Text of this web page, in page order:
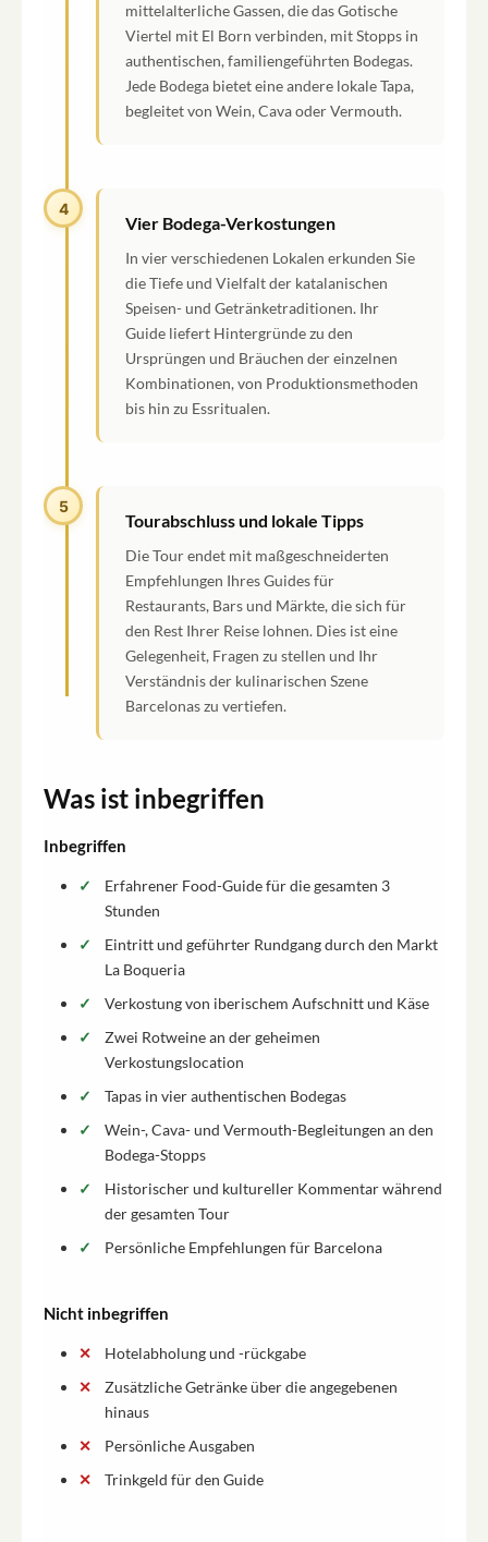
mittelalterliche Gassen, die das Gotische
Viertel mit El Born verbinden, mit Stopps in
authentischen, familiengeführten Bodegas.
Jede Bodega bietet eine andere lokale Tapa,
begleitet von Wein, Cava oder Vermouth.
4
Vier Bodega-Verkostungen
In vier verschiedenen Lokalen erkunden Sie
die Tiefe und Vielfalt der katalanischen
Speisen- und Getränketraditionen. Ihr
Guide liefert Hintergründe zu den
Ursprüngen und Bräuchen der einzelnen
Kombinationen, von Produktionsmethoden
bis hin zu Essritualen.
5
Tourabschluss und lokale Tipps
Die Tour endet mit maßgeschneiderten
Empfehlungen Ihres Guides für
Restaurants, Bars und Märkte, die sich für
den Rest Ihrer Reise lohnen. Dies ist eine
Gelegenheit, Fragen zu stellen und Ihr
Verständnis der kulinarischen Szene
Barcelonas zu vertiefen.
Was ist inbegriffen
Inbegriffen
Erfahrener Food-Guide für die gesamten 3
Stunden
Eintritt und geführter Rundgang durch den Markt
La Boqueria
Verkostung von iberischem Aufschnitt und Käse
Zwei Rotweine an der geheimen
Verkostungslocation
Tapas in vier authentischen Bodegas
Wein-, Cava- und Vermouth-Begleitungen an den
Bodega-Stopps
Historischer und kultureller Kommentar während
der gesamten Tour
Persönliche Empfehlungen für Barcelona
Nicht inbegriffen
Hotelabholung und -rückgabe
Zusätzliche Getränke über die angegebenen
hinaus
Persönliche Ausgaben
Trinkgeld für den Guide